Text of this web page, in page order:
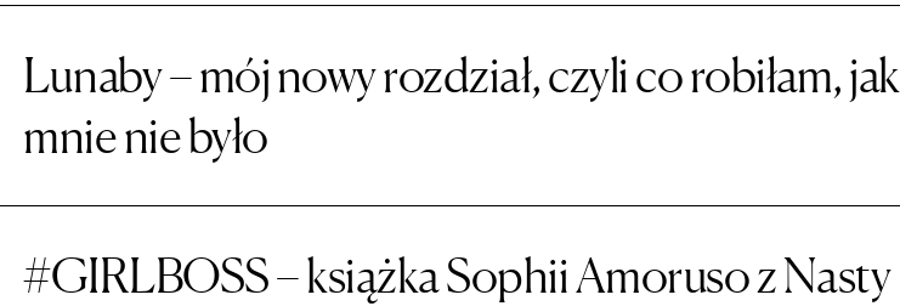
Lunaby – mój nowy rozdział, czyli co robiłam, jak
mnie nie było
#GIRLBOSS – książka Sophii Amoruso z Nasty